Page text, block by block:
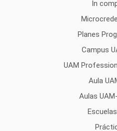
In
Planes
Campus
UAM
Aula
Aulas